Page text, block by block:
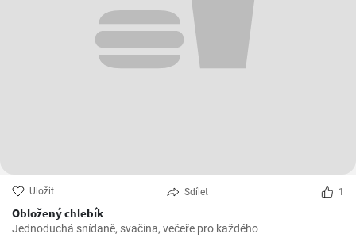
Uložit Sdílet 1
Obložený chlebík
Jednoduchá snídaně, svačina, večeře pro každého